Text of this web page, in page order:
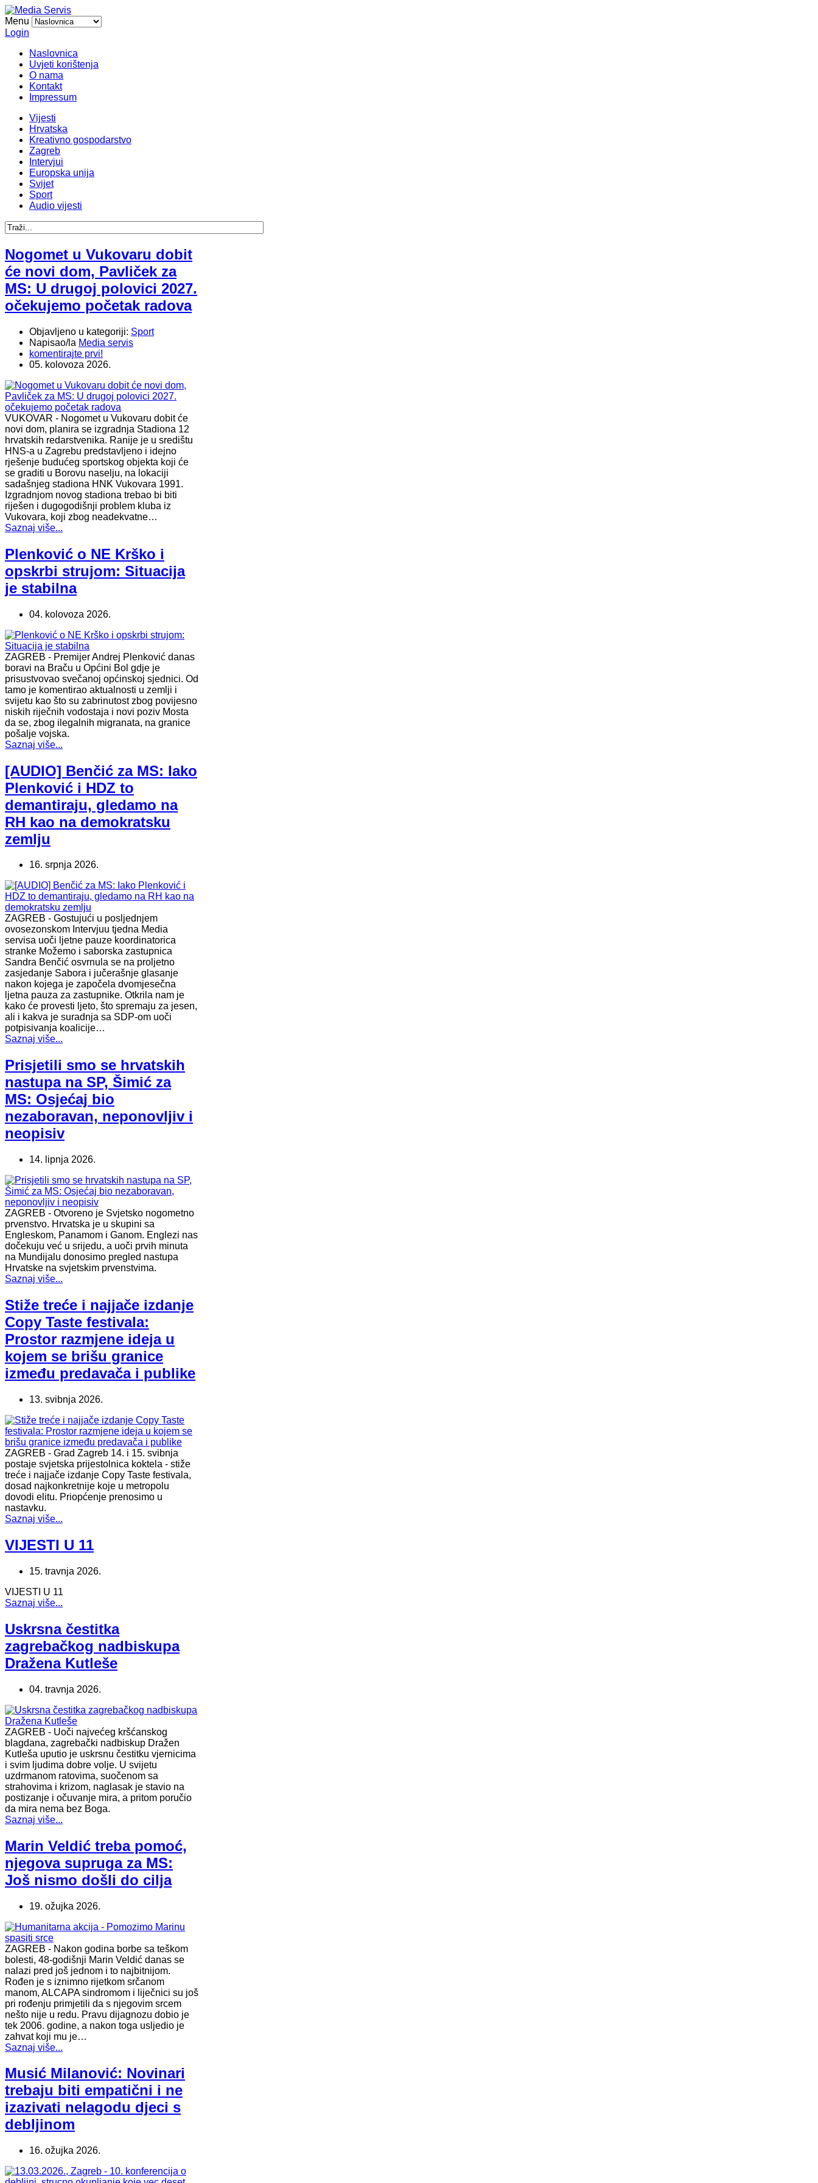
Menu
Login
Naslovnica
Uvjeti korištenja
O nama
Kontakt
Impressum
Vijesti
Hrvatska
Kreativno gospodarstvo
Zagreb
Intervjui
Europska unija
Svijet
Sport
Audio vijesti
Nogomet u Vukovaru dobit
će novi dom, Pavliček za
MS: U drugoj polovici 2027.
očekujemo početak radova
Objavljeno u kategoriji: Sport
Napisao/la Media servis
komentirajte prvi!
05. kolovoza 2026.
VUKOVAR - Nogomet u Vukovaru dobit će
novi dom, planira se izgradnja Stadiona 12
hrvatskih redarstvenika. Ranije je u središtu
HNS-a u Zagrebu predstavljeno i idejno
rješenje budućeg sportskog objekta koji će
se graditi u Borovu naselju, na lokaciji
sadašnjeg stadiona HNK Vukovara 1991.
Izgradnjom novog stadiona trebao bi biti
riješen i dugogodišnji problem kluba iz
Vukovara, koji zbog neadekvatne…
Saznaj više...
Plenković o NE Krško i
opskrbi strujom: Situacija
je stabilna
04. kolovoza 2026.
ZAGREB - Premijer Andrej Plenković danas
boravi na Braču u Općini Bol gdje je
prisustvovao svečanoj općinskoj sjednici. Od
tamo je komentirao aktualnosti u zemlji i
svijetu kao što su zabrinutost zbog povijesno
niskih riječnih vodostaja i novi poziv Mosta
da se, zbog ilegalnih migranata, na granice
pošalje vojska.
Saznaj više...
[AUDIO] Benčić za MS: Iako
Plenković i HDZ to
demantiraju, gledamo na
RH kao na demokratsku
zemlju
16. srpnja 2026.
ZAGREB - Gostujući u posljednjem
ovosezonskom Intervjuu tjedna Media
servisa uoči ljetne pauze koordinatorica
stranke Možemo i saborska zastupnica
Sandra Benčić osvrnula se na proljetno
zasjedanje Sabora i jučerašnje glasanje
nakon kojega je započela dvomjesečna
ljetna pauza za zastupnike. Otkrila nam je
kako će provesti ljeto, što spremaju za jesen,
ali i kakva je suradnja sa SDP-om uoči
potpisivanja koalicije…
Saznaj više...
Prisjetili smo se hrvatskih
nastupa na SP, Šimić za
MS: Osjećaj bio
nezaboravan, neponovljiv i
neopisiv
14. lipnja 2026.
ZAGREB - Otvoreno je Svjetsko nogometno
prvenstvo. Hrvatska je u skupini sa
Engleskom, Panamom i Ganom. Englezi nas
dočekuju već u srijedu, a uoči prvih minuta
na Mundijalu donosimo pregled nastupa
Hrvatske na svjetskim prvenstvima.
Saznaj više...
Stiže treće i najjače izdanje
Copy Taste festivala:
Prostor razmjene ideja u
kojem se brišu granice
između predavača i publike
13. svibnja 2026.
ZAGREB - Grad Zagreb 14. i 15. svibnja
postaje svjetska prijestolnica koktela - stiže
treće i najjače izdanje Copy Taste festivala,
dosad najkonkretnije koje u metropolu
dovodi elitu. Priopćenje prenosimo u
nastavku.
Saznaj više...
VIJESTI U 11
15. travnja 2026.
VIJESTI U 11
Saznaj više...
Uskrsna čestitka
zagrebačkog nadbiskupa
Dražena Kutleše
04. travnja 2026.
ZAGREB - Uoči najvećeg kršćanskog
blagdana, zagrebački nadbiskup Dražen
Kutleša uputio je uskrsnu čestitku vjernicima
i svim ljudima dobre volje. U svijetu
uzdrmanom ratovima, suočenom sa
strahovima i krizom, naglasak je stavio na
postizanje i očuvanje mira, a pritom poručio
da mira nema bez Boga.
Saznaj više...
Marin Veldić treba pomoć,
njegova supruga za MS:
Još nismo došli do cilja
19. ožujka 2026.
ZAGREB - Nakon godina borbe sa teškom
bolesti, 48-godišnji Marin Veldić danas se
nalazi pred još jednom i to najbitnijom.
Rođen je s iznimno rijetkom srčanom
manom, ALCAPA sindromom i liječnici su još
pri rođenju primjetili da s njegovim srcem
nešto nije u redu. Pravu dijagnozu dobio je
tek 2006. godine, a nakon toga usljedio je
zahvat koji mu je…
Saznaj više...
Musić Milanović: Novinari
trebaju biti empatični i ne
izazivati nelagodu djeci s
debljinom
16. ožujka 2026.